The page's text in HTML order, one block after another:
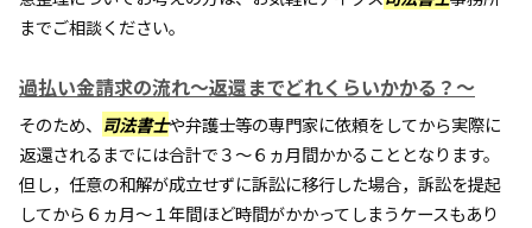
までご相談ください。
過払い金請求の流れ～返還までどれくらいかかる？～
そのため、 司法書士や弁護士等の専門家に依頼をしてから実際に
返還されるまでには合計で３～６ヵ月間かかることとなります。
但し，任意の和解が成立せずに訴訟に移行した場合，訴訟を提起
してから６ヵ月～１年間ほど時間がかかってしまうケースもあり